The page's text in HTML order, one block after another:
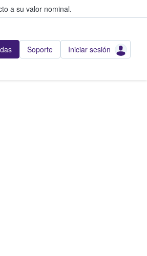
a su valor nominal.
Soporte Iniciar sesión